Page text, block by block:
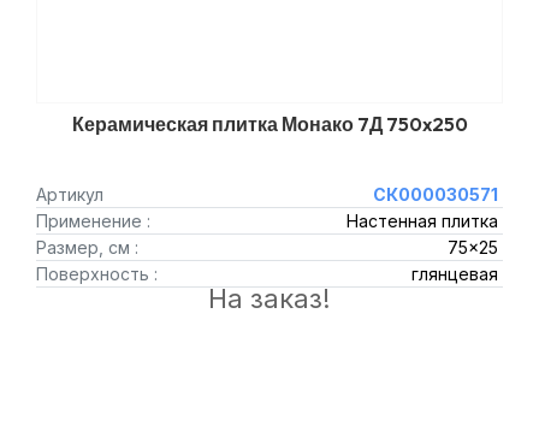
Керамическая плитка Монако 7Д 750x250
Артикул
СК000030571
Применение :
Настенная плитка
Размер, см :
75x25
Поверхность :
глянцевая
На заказ!